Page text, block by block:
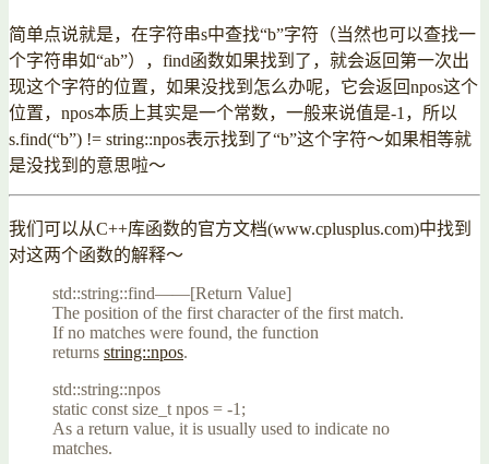
简单点说就是，在字符串s中查找“b”字符（当然也可以查找一
个字符串如“ab”），find函数如果找到了，就会返回第一次出
现这个字符的位置，如果没找到怎么办呢，它会返回npos这个
位置，npos本质上其实是一个常数，一般来说值是-1，所以
s.find(“b”) != string::npos表示找到了“b”这个字符～如果相等就
是没找到的意思啦～
我们可以从C++库函数的官方文档(www.cplusplus.com)中找到
对这两个函数的解释～
std::string::find——[Return Value]
The position of the first character of the first match.
If no matches were found, the function
returns string::npos.
std::string::npos
static const size_t npos = -1;
As a return value, it is usually used to indicate no
matches.